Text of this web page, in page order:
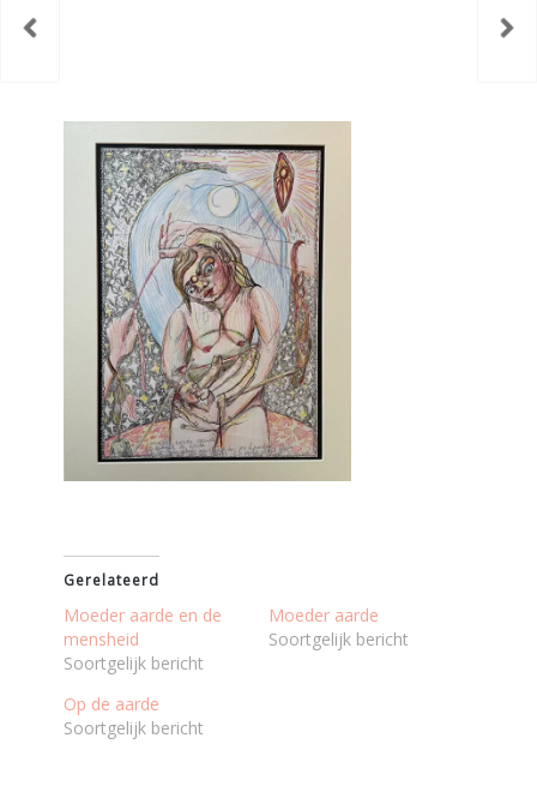
Gerelateerd
Moeder aarde en de
mensheid
Soortgelijk bericht
Moeder aarde
Soortgelijk bericht
Op de aarde
Soortgelijk bericht